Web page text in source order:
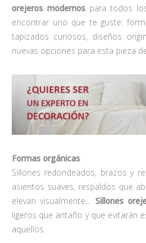
orejeros modernos para todos
encontrar uno que te guste:
tapizados curiosos, diseños
nuevas opciones para esta pieza
Formas orgánicas
Sillones redondeados, brazos y
asientos suaves, respaldos que
elevan visualmente… Sillones
ligeros que antaño y que evitarán
aquellos.